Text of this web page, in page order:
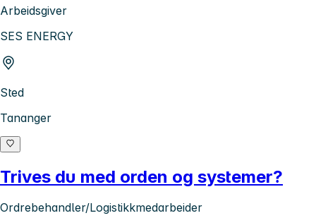
Arbeidsgiver
SES ENERGY
Sted
Tananger
Trives du med orden og systemer?
Ordrebehandler/Logistikkmedarbeider